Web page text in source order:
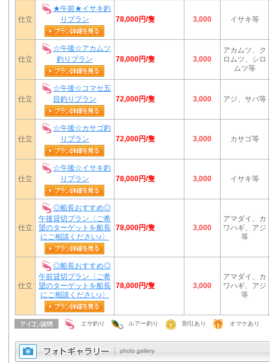
仕立
★午前★イサキ釣
りプラン
78,000円/隻 3,000 イサキ等
仕立
☆午後☆アカムツ
釣りプラン
78,000円/隻 3,000
アカムツ、ク
ロムツ、シロ
ムツ等
仕立
☆午後☆コマセ五
目釣りプラン
72,000円/隻 3,000 アジ、サバ等
仕立
☆午後☆カサゴ釣
りプラン
72,000円/隻 3,000 カサゴ等
仕立
☆午後☆イサキ釣
りプラン
78,000円/隻 3,000 イサキ等
仕立
◎船長おすすめ◎
午後貸切プラン〈ご希
望のターゲットを船長
にご相談ください♪〉
78,000円/隻 3,000
アマダイ、カ
ワハギ、アジ
等
仕立
◎船長おすすめ◎
午前貸切プラン〈ご希
望のターゲットを船長
にご相談ください♪〉
78,000円/隻 3,000
アマダイ、カ
ワハギ、アジ
等
エサ釣り ルアー釣り 割引あり オマケあり